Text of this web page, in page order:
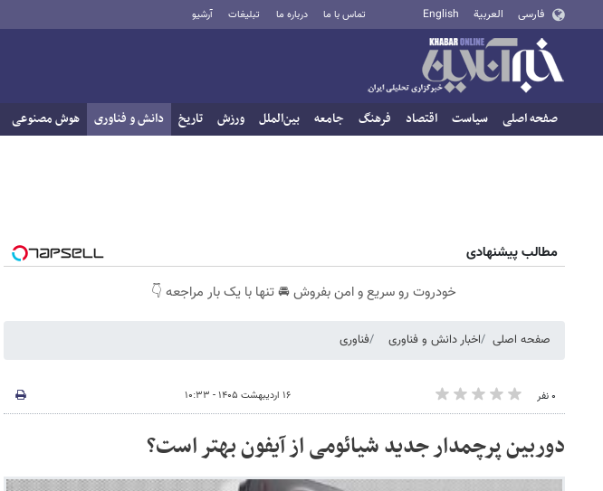
فارسی العربية English تماس با ما درباره ما تبلیغات آرشیو
صفحه اصلی سیاست اقتصاد فرهنگ جامعه بین‌الملل ورزش تاریخ دانش و فناوری هوش مصنوعی
مطالب پیشنهادی
خودروت رو سریع و امن بفروش 🚘 تنها با یک بار مراجعه 👇
صفحه اصلی اخبار دانش و فناوری فناوری
۰ نفر ۱۶ اردیبهشت ۱۴۰۵ - ۱۰:۳۳
دوربین پرچمدار جدید شیائومی از آیفون بهتر است؟